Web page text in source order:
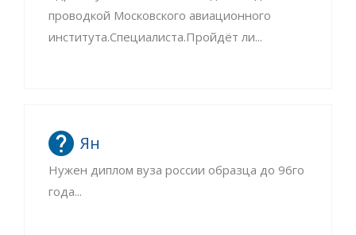
проводкой Московского авиационного
института.Специалиста.Пройдёт ли...
Ян
Нужен диплом вуза россии образца до 96го
года...